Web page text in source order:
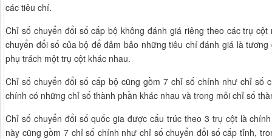
các tiêu chí.
Chỉ số chuyển đổi số cấp bộ không đánh giá riêng theo các trụ
chuyển đổi số của bộ để đảm bảo những tiêu chí đánh giá là
phụ trách một trụ cột khác nhau.
Chỉ số chuyển đổi số cấp bộ cũng gồm 7 chỉ số chính như chỉ số
chính có những chỉ số thành phần khác nhau và trong mỗi chỉ số
Chỉ số chuyển đổi số quốc gia được cấu trúc theo 3 trụ cột là
này cũng gồm 7 chỉ số chính như chỉ số chuyển đổi số cấp tỉnh,